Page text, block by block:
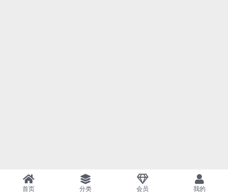
首页 分类 会员 我的